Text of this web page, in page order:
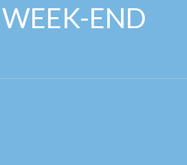
WEEK-END